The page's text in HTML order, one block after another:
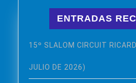
ENTRADAS
15º SLALOM CIRCUIT
JULIO DE 2026)